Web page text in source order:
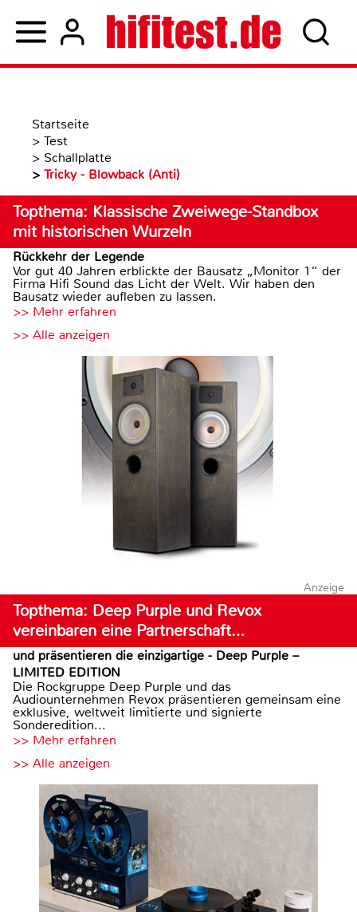
Startseite
> Test
> Schallplatte
> Tricky - Blowback (Anti)
Topthema: Klassische Zweiwege-Standbox
mit historischen Wurzeln
Rückkehr der Legende
Vor gut 40 Jahren erblickte der Bausatz „Monitor 1“ der
Firma Hifi Sound das Licht der Welt. Wir haben den
Bausatz wieder aufleben zu lassen.
>> Mehr erfahren
>> Alle anzeigen
Anzeige
Topthema: Deep Purple und Revox
vereinbaren eine Partnerschaft…
und präsentieren die einzigartige - Deep Purple –
LIMITED EDITION
Die Rockgruppe Deep Purple und das
Audiounternehmen Revox präsentieren gemeinsam eine
exklusive, weltweit limitierte und signierte
Sonderedition...
>> Mehr erfahren
>> Alle anzeigen